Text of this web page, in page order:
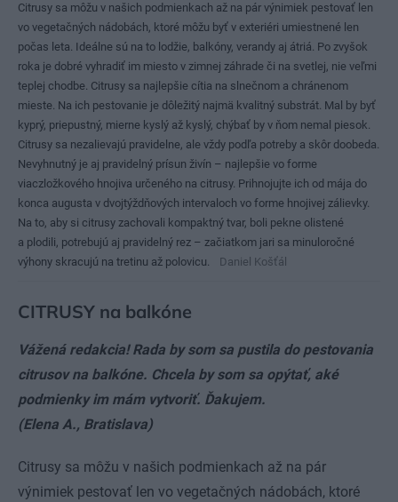
Citrusy sa môžu v našich podmienkach až na pár výnimiek pestovať len
vo vegetačných nádobách, ktoré môžu byť v exteriéri umiestnené len
počas leta. Ideálne sú na to lodžie, balkóny, verandy aj átriá. Po zvyšok
roka je dobré vyhradiť im miesto v zimnej záhrade či na svetlej, nie veľmi
teplej chodbe. Citrusy sa najlepšie cítia na slnečnom a chránenom
mieste. Na ich pestovanie je dôležitý najmä kvalitný substrát. Mal by byť
kyprý, priepustný, mierne kyslý až kyslý, chýbať by v ňom nemal piesok.
Citrusy sa nezalievajú pravidelne, ale vždy podľa potreby a skôr doobeda.
Nevyhnutný je aj pravidelný prísun živín – najlepšie vo forme
viaczložkového hnojiva určeného na citrusy. Prihnojujte ich od mája do
konca augusta v dvojtýždňových intervaloch vo forme hnojivej zálievky.
Na to, aby si citrusy zachovali kompaktný tvar, boli pekne olistené
a plodili, potrebujú aj pravidelný rez – začiatkom jari sa minuloročné
výhony skracujú na tretinu až polovicu.
Daniel Košťál
CITRUSY na balkóne
Vážená redakcia! Rada by som sa pustila do pestovania
citrusov na balkóne. Chcela by som sa opýtať, aké
podmienky im mám vytvoriť. Ďakujem.
(Elena A., Bratislava)
Citrusy sa môžu v našich podmienkach až na pár
výnimiek pestovať len vo vegetačných nádobách, ktoré